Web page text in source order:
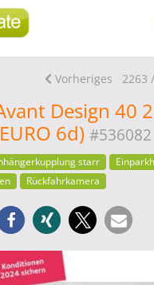
Vorheriges 2263
Design 40
6d) #536082
starr
Rückfahrkamera